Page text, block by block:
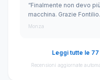
“Finalmente non devo
macchina. Grazie
Monza
Leggi tutte le
Recensioni aggiornate